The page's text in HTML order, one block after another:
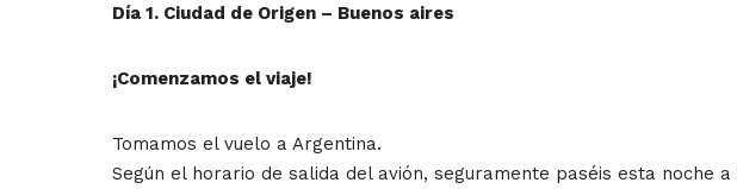
Día 1. Ciudad de Origen – Buenos aires
¡Comenzamos el viaje!
Tomamos el vuelo a Argentina.
Según el horario de salida del avión, seguramente paséis esta noche a